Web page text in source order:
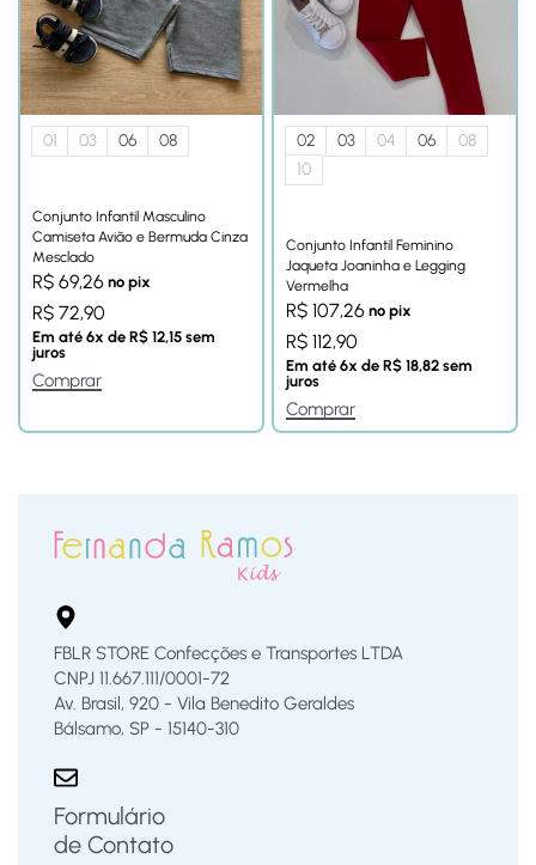
01 03 06 08
Conjunto Infantil Masculino
Camiseta Avião e Bermuda Cinza
Mesclado
R$ 69,26 no pix
R$ 72,90
Em até 6x de R$ 12,15 sem
juros
Comprar
02 03 04 06
08
10
Conjunto Infantil Feminino
Jaqueta Joaninha e Legging
Vermelha
R$ 107,26 no pix
R$ 112,90
Em até 6x de R$ 18,82 sem
juros
Comprar
FBLR STORE Confecções e Transportes LTDA
CNPJ 11.667.111/0001-72
Av. Brasil, 920 - Vila Benedito Geraldes
Bálsamo, SP - 15140-310
Formulário
de Contato